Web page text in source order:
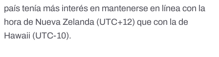
país tenía más interés en mantenerse en línea con la
hora de Nueva Zelanda (UTC+12) que con la de
Hawaii (UTC-10).